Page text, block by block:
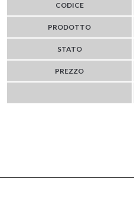
CODICE
PRODOTTO
STATO
PREZZO